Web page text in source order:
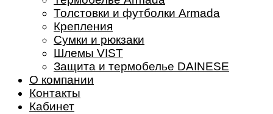
Толстовки и футболки Armada
Крепления
Сумки и рюкзаки
Шлемы VIST
Защита и термобелье DAINESE
О компании
Контакты
Кабинет